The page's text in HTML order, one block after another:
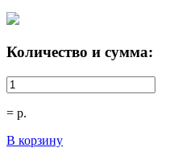
Количество и сумма:
= р.
В корзину